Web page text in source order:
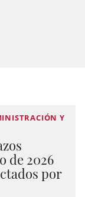
Y
de 2026
por